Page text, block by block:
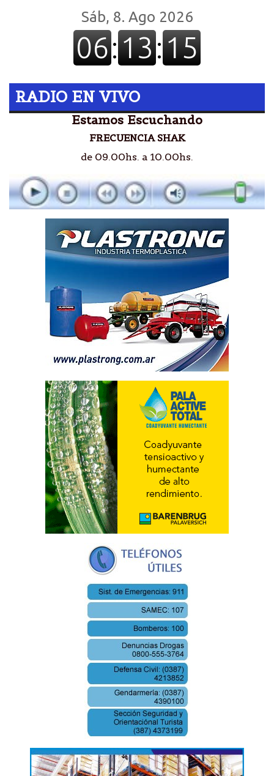
RADIO EN VIVO
Estamos Escuchando
FRECUENCIA SHAK
de 09.00hs. a 10.00hs.